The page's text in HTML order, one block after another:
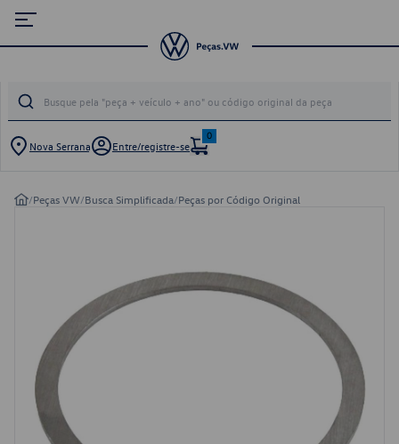
Nova Serrana Entre/registre-se
0
/Peças VW/Busca Simplificada/Peças por Código Original